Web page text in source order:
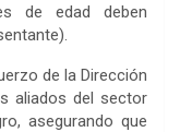
de edad deben
de la Dirección
aliados del sector
asegurando que